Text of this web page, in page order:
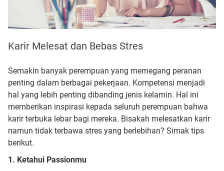
Karir Melesat dan Bebas Stres
Semakin banyak perempuan yang memegang peranan
penting dalam berbagai pekerjaan. Kompetensi menjadi
hal yang lebih penting dibanding jenis kelamin. Hal ini
memberikan inspirasi kepada seluruh perempuan bahwa
karir terbuka lebar bagi mereka. Bisakah melesatkan karir
namun tidak terbawa stres yang berlebihan? Simak tips
berikut.
1. Ketahui Passionmu